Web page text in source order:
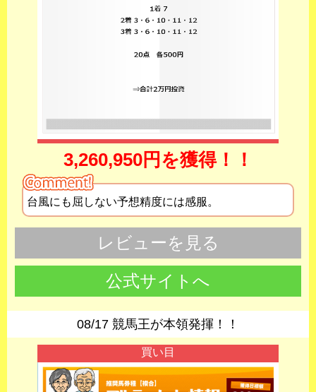
3,260,950円を獲得！！
台風にも屈しない予想精度には感服。
レビューを見る
公式サイトへ
08/17 競馬王が本領発揮！！
買い目